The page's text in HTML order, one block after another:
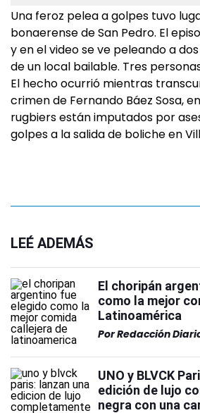
Una feroz pelea a golpes tuvo
bonaerense de San Pedro. El
y en el video se ve peleando a
de un local bailable. Tres
El hecho ocurrió mientras
crimen de Fernando Báez Sosa,
rugbiers están imputados por
golpes a la salida de boliche en
LEÉ ADEMÁS
El choripán
como la mejor
Latinoamérica
PorRedacción
UNO y BLVCK
edición de lujo
negra con una